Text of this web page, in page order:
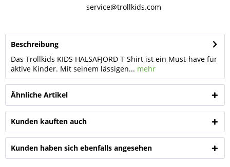
service@trollkids.com
Beschreibung
Das Trollkids KIDS HALSAFJORD T-Shirt ist ein Must-have für
aktive Kinder. Mit seinem lässigen... mehr
Ähnliche Artikel
Kunden kauften auch
Kunden haben sich ebenfalls angesehen